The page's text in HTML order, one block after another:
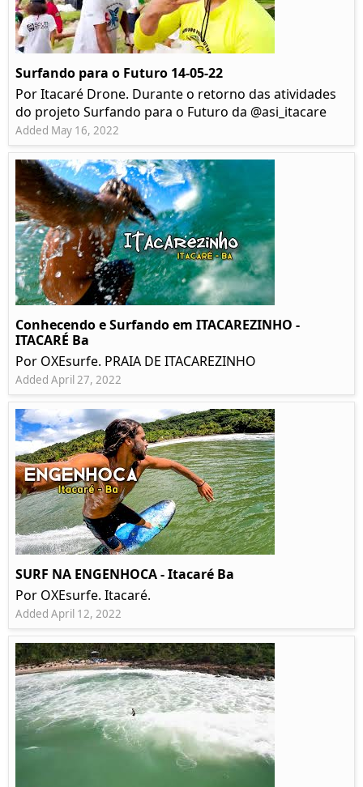
Surfando para o Futuro 14-05-22
Por Itacaré Drone. Durante o retorno das atividades
do projeto Surfando para o Futuro da @asi_itacare
Added May 16, 2022
Conhecendo e Surfando em ITACAREZINHO -
ITACARÉ Ba
Por OXEsurfe. PRAIA DE ITACAREZINHO
Added April 27, 2022
SURF NA ENGENHOCA - Itacaré Ba
Por OXEsurfe. Itacaré.
Added April 12, 2022